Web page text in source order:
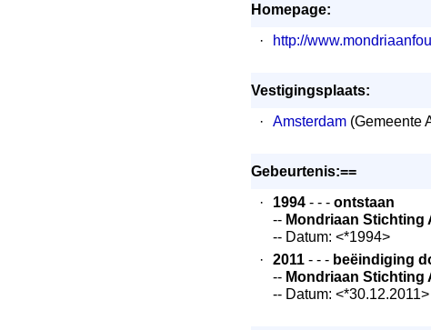
Homepage:
·
http://
Vestigingsplaats:
·
Amsterdam (Gemeente
Gebeurtenis:==
·
1994 - - - ontstaan
-- Mondriaan Stichting
-- Datum: <*1994>
·
2011 - - - beëindiging
-- Mondriaan Stichting
-- Datum: <*30.12.2011>